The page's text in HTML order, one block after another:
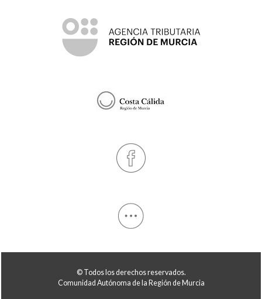
© Todos los derechos reservados.
Comunidad Autónoma de la Región de Murcia